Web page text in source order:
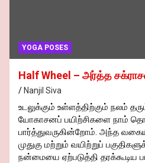
YOGA POSES
Half Wheel – அர்த்த
Nanjil Siva
உடலுக்கும் உள்ளத்திற்கும் நலம்
யோகாசனப் பயிற்சிகளை நாம்
பார்த்துவருகின்றோம். அந்த
முதுகு மற்றும் வயிற்றுப்
நன்மையை ஏற்படுத்தி தரக்கூடிய